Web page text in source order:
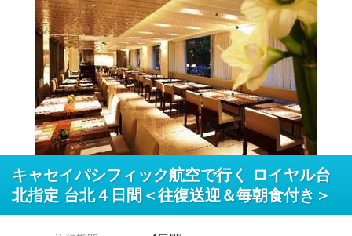
キャセイパシフィック航空で行く ロイヤル台
北指定 台北４日間＜往復送迎＆毎朝食付き＞